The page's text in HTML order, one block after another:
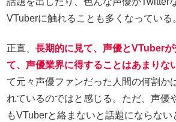
VTuberに触れることも多くなっている
正直、 長期的に見て、声優とVTuber
て、声優業界に得することはあまりな
て元々声優ファンだった人間の何割か
れているのではと感じる。ただ、声優
もVTuberと絡まないと話題にならない